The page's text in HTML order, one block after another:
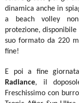
dinamica anche in
a beach volley non
protezione, disponibile
suo formato da 220
fine!
E poi a fine
Radiance, il
Freschissimo con